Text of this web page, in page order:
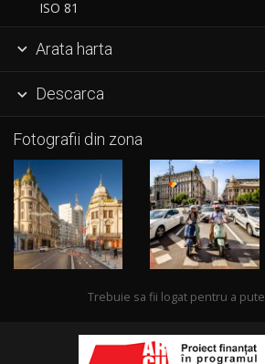
ISO 81
 Arata harta
 Descarca
Fotografii din zona
Trebuie sa fii logat pentru a